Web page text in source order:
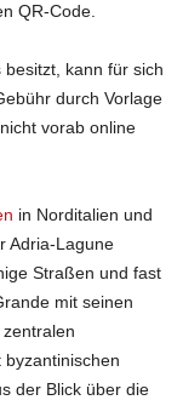
QR-Code.
kann für sich
durch Vorlage
vorab online
in Norditalien und
Adria-Lagune
Straßen und fast
mit seinen
der Blick über die